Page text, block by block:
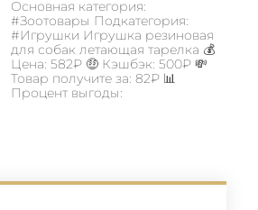
Основная категория:
#Зоотовары Подкатегория:
#Игрушки Игрушка резиновая
для собак летающая тарелка 💰
Цена: 582₽ 🤑 Кэшбэк: 500₽ 💸
Товар получите за: 82₽ 📊
Процент выгоды: